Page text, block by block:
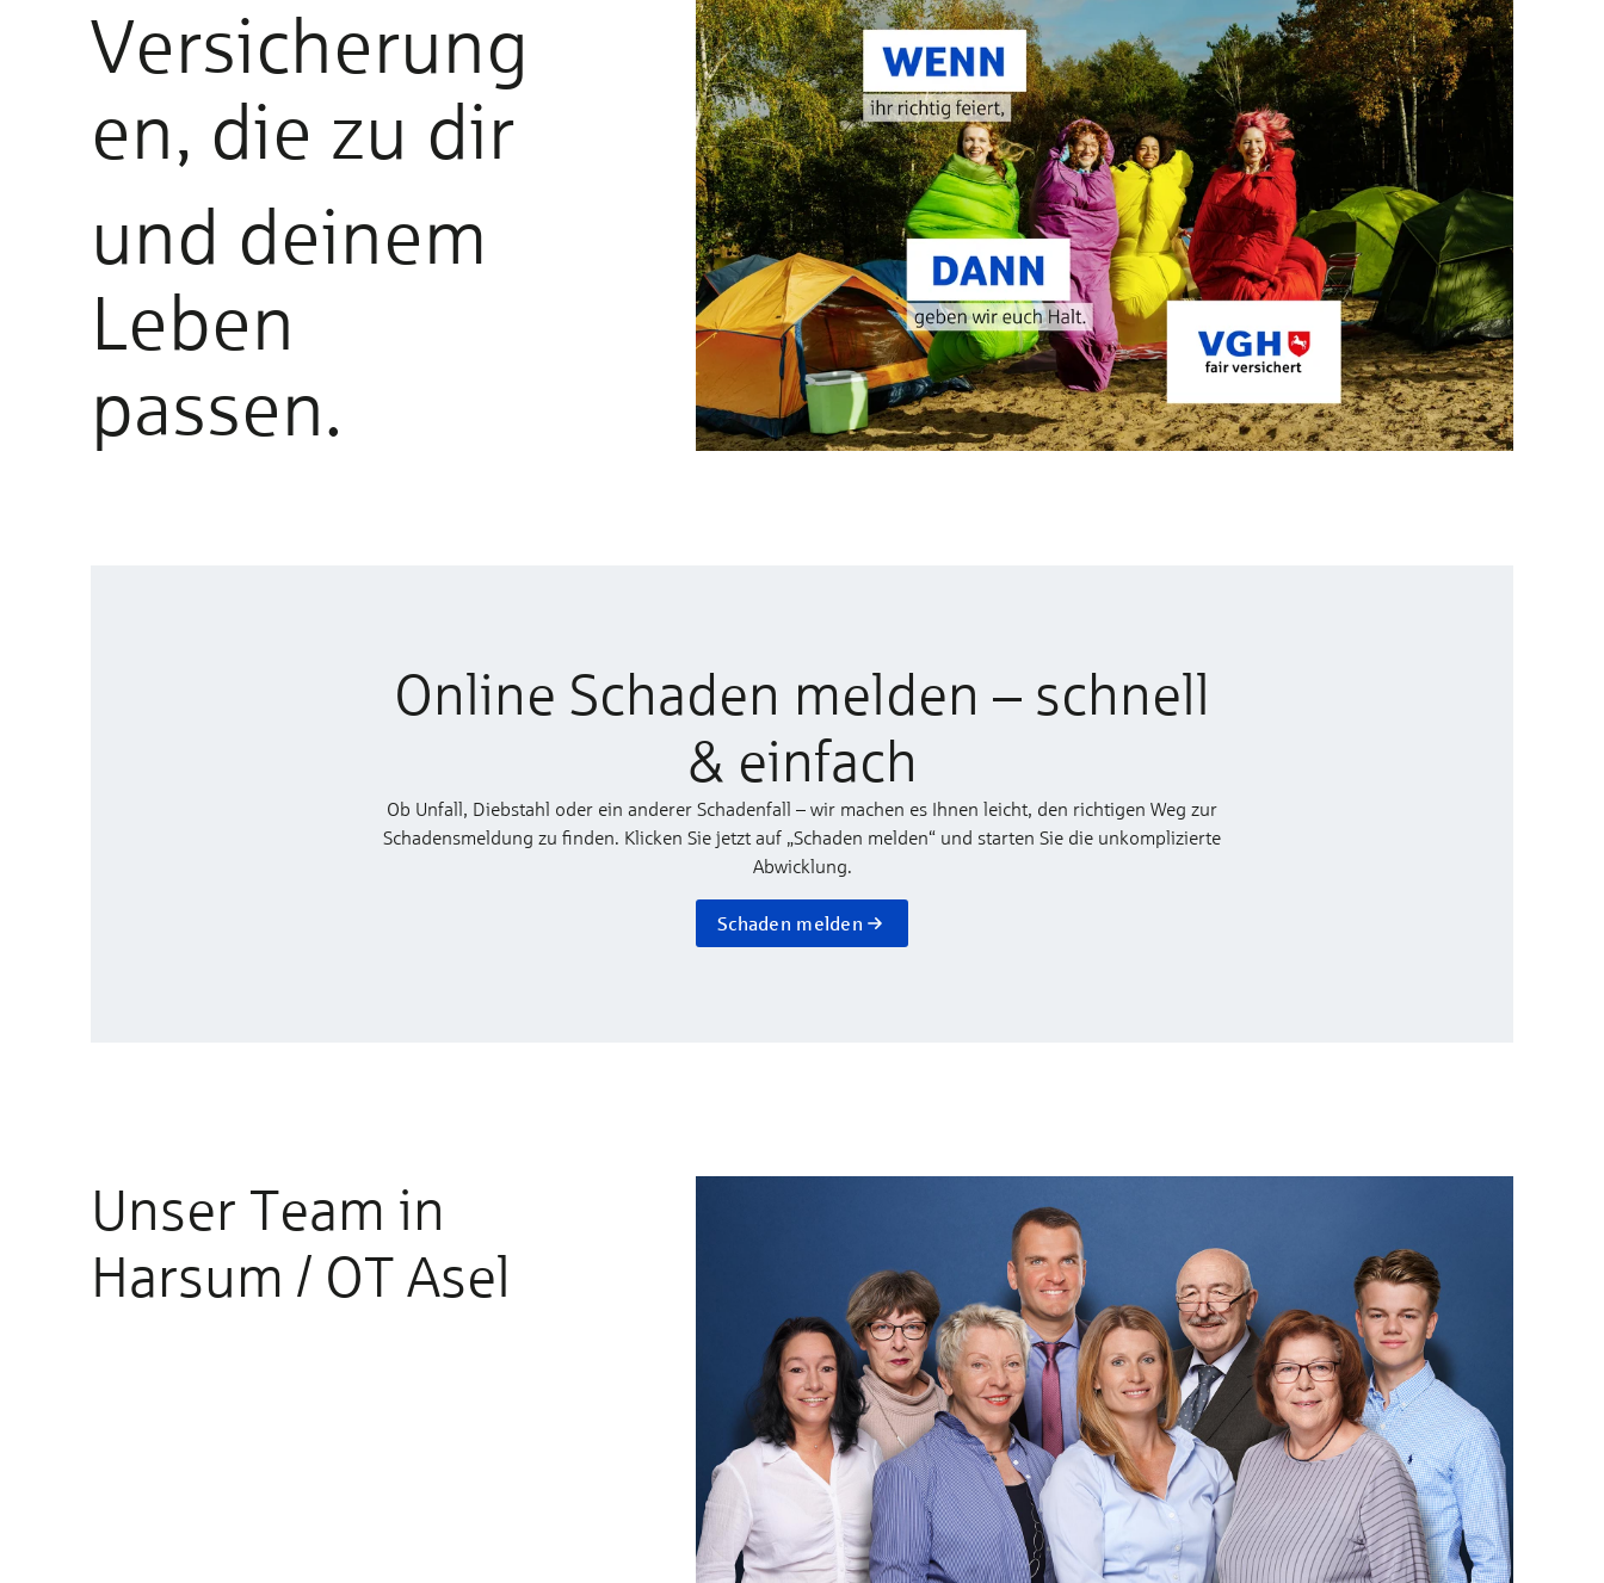
Versicherung
en, die zu dir
und deinem
Leben
passen.
Online Schaden melden – schnell
& einfach
Ob Unfall, Diebstahl oder ein anderer Schadenfall – wir machen es Ihnen leicht, den richtigen Weg zur
Schadensmeldung zu finden. Klicken Sie jetzt auf „Schaden melden“ und starten Sie die unkomplizierte
Abwicklung.
Schaden melden
Unser Team in
Harsum / OT Asel